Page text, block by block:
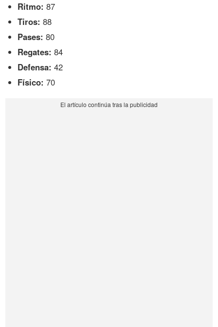
Ritmo: 87
Tiros: 88
Pases: 80
Regates: 84
Defensa: 42
Físico: 70